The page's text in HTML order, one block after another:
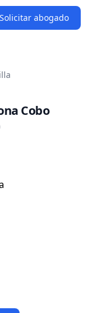
Solicitar abogado
Cobo